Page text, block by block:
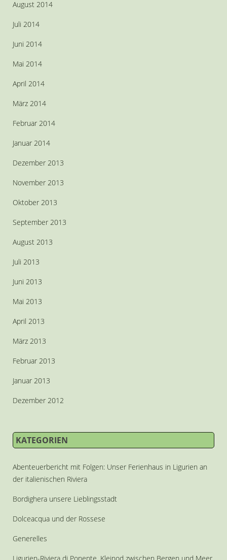
August 2014
Juli 2014
Juni 2014
Mai 2014
April 2014
März 2014
Februar 2014
Januar 2014
Dezember 2013
November 2013
Oktober 2013
September 2013
August 2013
Juli 2013
Juni 2013
Mai 2013
April 2013
März 2013
Februar 2013
Januar 2013
Dezember 2012
KATEGORIEN
Abenteuerbericht mit Folgen: Unser Ferienhaus in Ligurien an
der italienischen Riviera
Bordighera unsere Lieblingsstadt
Dolceacqua und der Rossese
Generelles